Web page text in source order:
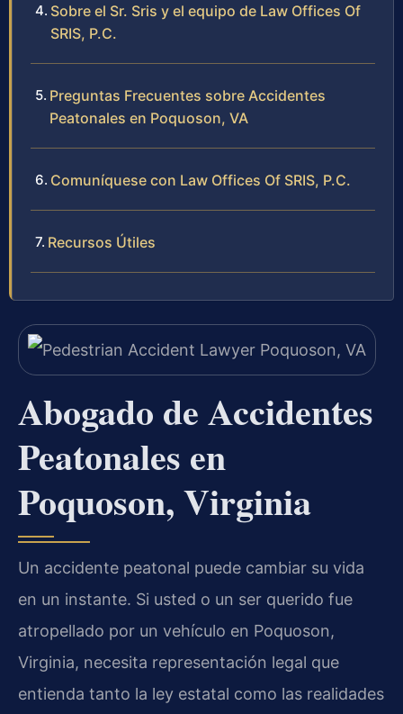
Sobre el Sr. Sris y el equipo de Law Offices Of
SRIS, P.C.
Preguntas Frecuentes sobre Accidentes
Peatonales en Poquoson, VA
Comuníquese con Law Offices Of SRIS, P.C.
Recursos Útiles
Abogado de Accidentes
Peatonales en
Poquoson, Virginia
Un accidente peatonal puede cambiar su vida
en un instante. Si usted o un ser querido fue
atropellado por un vehículo en Poquoson,
Virginia, necesita representación legal que
entienda tanto la ley estatal como las realidades